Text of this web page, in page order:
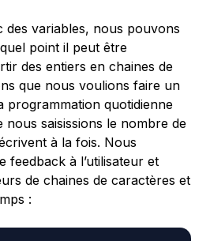
des variables, nous pouvons
point il peut être
des entiers en chaines de
que nous voulions faire un
programmation quotidienne
nous saisissions le nombre de
à la fois. Nous
feedback à l’utilisateur et
de chaines de caractères et
: